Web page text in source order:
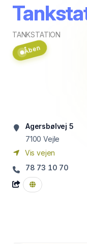
TANKSTATION
Åben
Agersbølvej 5
7100 Vejle
Vis vejen
78 73 10 70